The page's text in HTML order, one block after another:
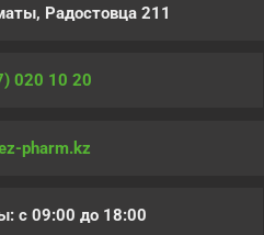
Радостовца 211
020 10 20
pharm.kz
с 09:00 до 18:00